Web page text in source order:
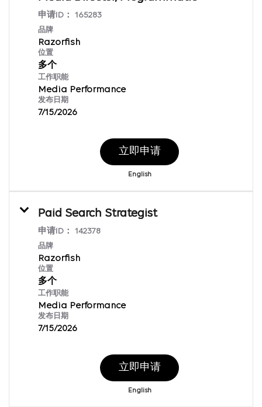
申请ID： 165283
品牌
Razorfish
位置
多个
工作职能
Media Performance
发布日期
7/15/2026
立即申请
English
Paid Search Strategist
申请ID： 142378
品牌
Razorfish
位置
多个
工作职能
Media Performance
发布日期
7/15/2026
立即申请
English